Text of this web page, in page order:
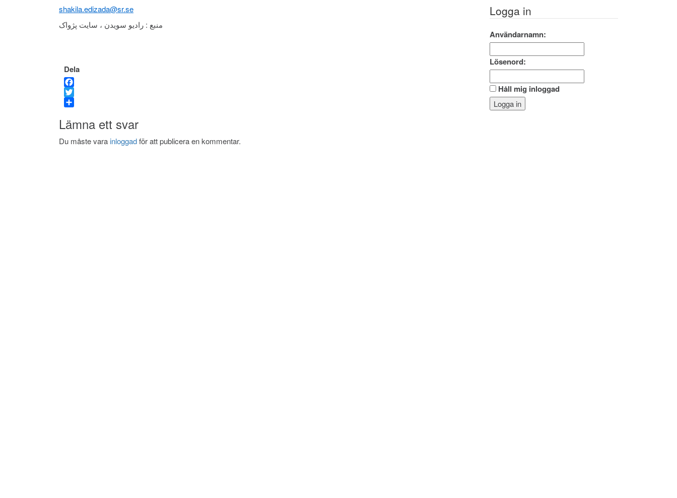
shakila.edizada@sr.se
منبع : راديو سويدن ، سايت پژواک
Dela
Facebook
Twitter
Lämna ett svar
Du måste vara inloggadför att publicera en kommentar.
Logga in
Användarnamn:
Lösenord:
Håll mig inloggad
Logga in